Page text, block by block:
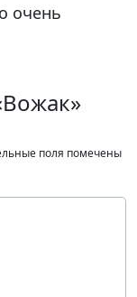
очень
поля помечены